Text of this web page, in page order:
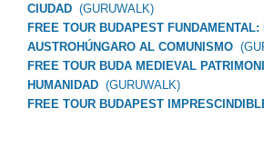
CIUDAD (GURUWALK)
FREE TOUR BUDAPEST
AUSTROHÚNGARO AL COMUNISMO
FREE TOUR BUDA MEDIEVAL
HUMANIDAD (GURUWALK)
FREE TOUR BUDAPEST